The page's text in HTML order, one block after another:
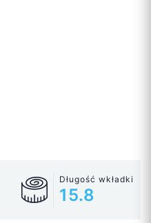
Długość wkładki
15.8